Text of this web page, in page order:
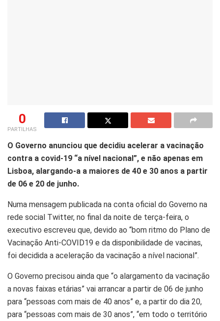
0
PARTILHAS
O Governo anunciou que decidiu acelerar a vacinação
contra a covid-19 “a nível nacional”, e não apenas em
Lisboa, alargando-a a maiores de 40 e 30 anos a partir
de 06 e 20 de junho.
Numa mensagem publicada na conta oficial do Governo na
rede social Twitter, no final da noite de terça-feira, o
executivo escreveu que, devido ao “bom ritmo do Plano de
Vacinação Anti-COVID19 e da disponibilidade de vacinas,
foi decidida a aceleração da vacinação a nível nacional”.
O Governo precisou ainda que “o alargamento da vacinação
a novas faixas etárias” vai arrancar a partir de 06 de junho
para “pessoas com mais de 40 anos” e, a partir do dia 20,
para “pessoas com mais de 30 anos”, “em todo o território